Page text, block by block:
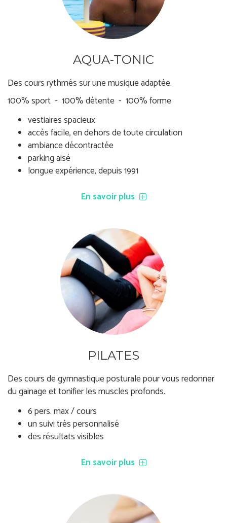
AQUA-TONIC
Des cours rythmés sur une musique adaptée.
100% sport - 100% détente - 100% forme
vestiaires spacieux
accès facile, en dehors de toute circulation
ambiance décontractée
parking aisé
longue expérience, depuis 1991
En savoir plus
PILATES
Des cours de gymnastique posturale pour vous redonner
du gainage et tonifier les muscles profonds.
6 pers. max / cours
un suivi très personnalisé
des résultats visibles
En savoir plus